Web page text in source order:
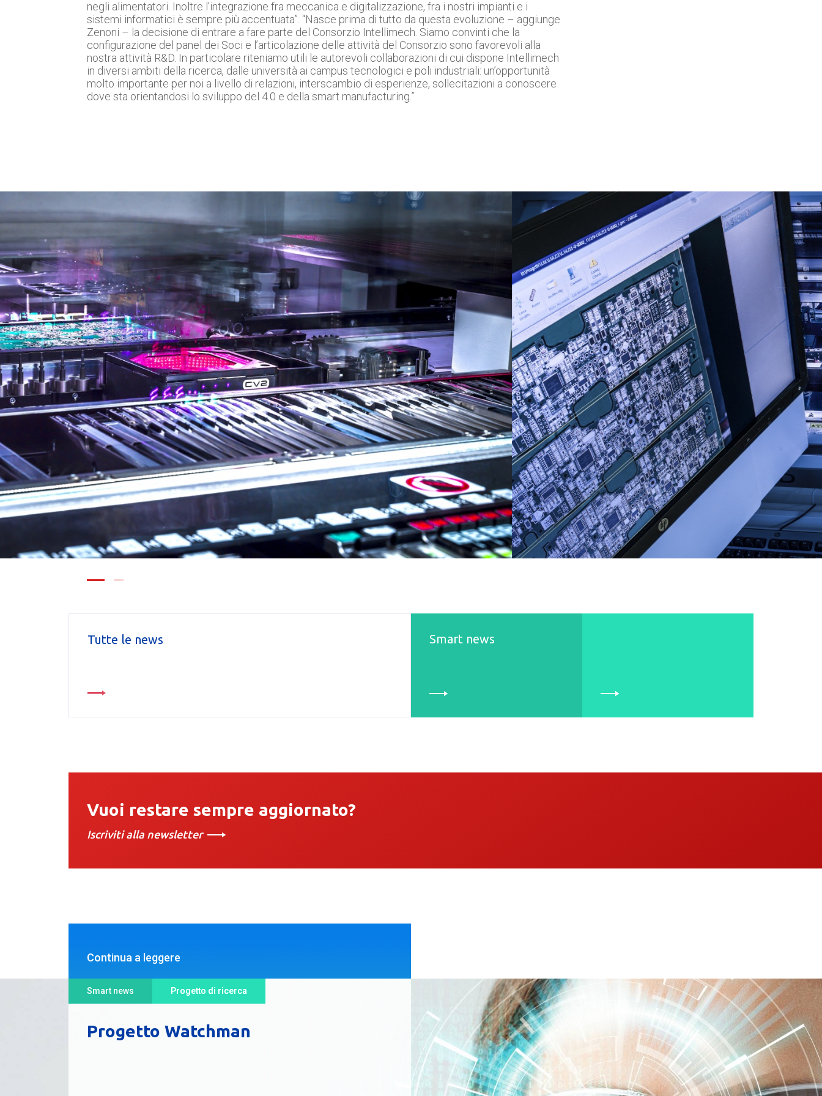
negli alimentatori. Inoltre l’integrazione fra meccanica e digitalizzazione, fra i nostri impianti e i
sistemi informatici è sempre più accentuata”. “Nasce prima di tutto da questa evoluzione – aggiunge
Zenoni – la decisione di entrare a fare parte del Consorzio Intellimech. Siamo convinti che la
configurazione del panel dei Soci e l’articolazione delle attività del Consorzio sono favorevoli alla
nostra attività R&D. In particolare riteniamo utili le autorevoli collaborazioni di cui dispone Intellimech
in diversi ambiti della ricerca, dalle università ai campus tecnologici e poli industriali: un’opportunità
molto importante per noi a livello di relazioni, interscambio di esperienze, sollecitazioni a conoscere
dove sta orientandosi lo sviluppo del 4.0 e della smart manufacturing.”
Tutte le news Smart news
Vuoi restare sempre aggiornato?
Iscriviti alla newsletter
Continua a leggere
Smart news Progetto di ricerca
Progetto Watchman